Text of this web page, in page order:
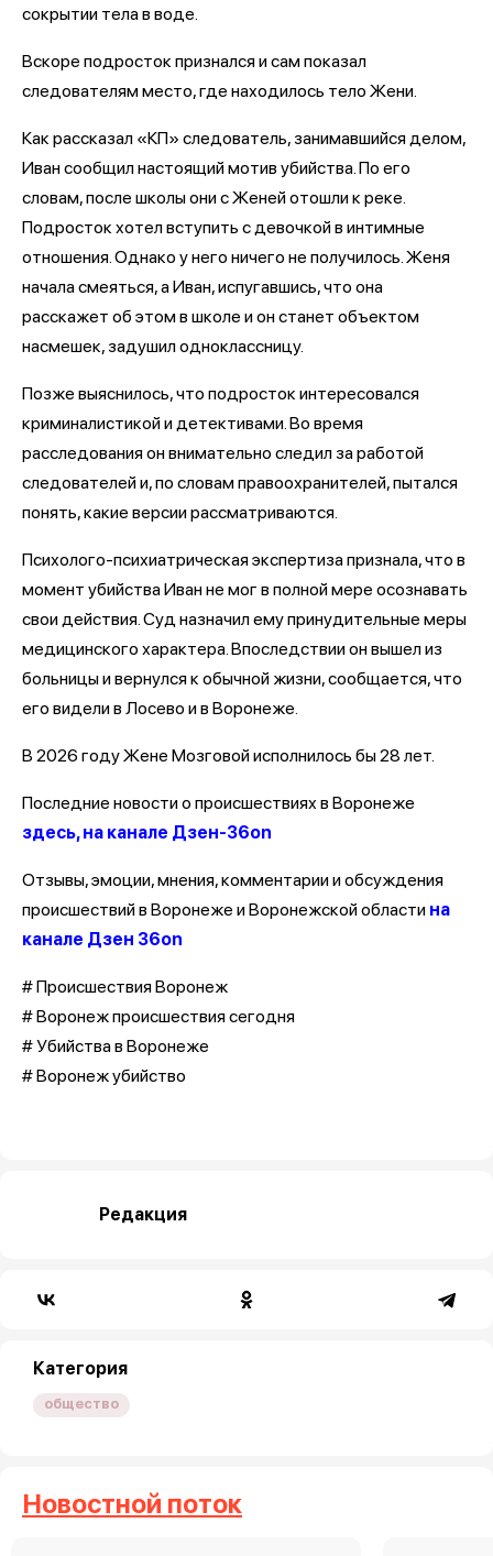
сокрытии тела в воде.
Вскоре подросток признался и сам показал
следователям место, где находилось тело Жени.
Как рассказал «КП» следователь, занимавшийся делом,
Иван сообщил настоящий мотив убийства. По его
словам, после школы они с Женей отошли к реке.
Подросток хотел вступить с девочкой в интимные
отношения. Однако у него ничего не получилось. Женя
начала смеяться, а Иван, испугавшись, что она
расскажет об этом в школе и он станет объектом
насмешек, задушил одноклассницу.
Позже выяснилось, что подросток интересовался
криминалистикой и детективами. Во время
расследования он внимательно следил за работой
следователей и, по словам правоохранителей, пытался
понять, какие версии рассматриваются.
Психолого-психиатрическая экспертиза признала, что в
момент убийства Иван не мог в полной мере осознавать
свои действия. Суд назначил ему принудительные меры
медицинского характера. Впоследствии он вышел из
больницы и вернулся к обычной жизни, сообщается, что
его видели в Лосево и в Воронеже.
В 2026 году Жене Мозговой исполнилось бы 28 лет.
Последние новости о происшествиях в Воронеже
здесь, на канале Дзен-36on
Отзывы, эмоции, мнения, комментарии и обсуждения
происшествий в Воронеже и Воронежской области на
канале Дзен 36on
# Происшествия Воронеж
# Воронеж происшествия сегодня
# Убийства в Воронеже
# Воронеж убийство
Редакция
Категория
общество
Новостной поток